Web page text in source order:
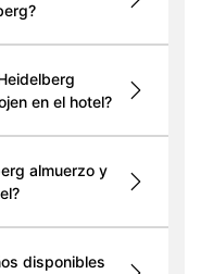
en el hotel?
almuerzo y
disponibles